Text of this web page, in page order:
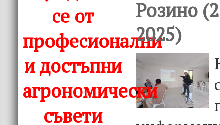
се от
професионални
и достъпни
агрономически
съвети
Розино
2025)